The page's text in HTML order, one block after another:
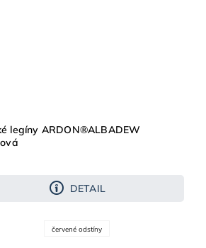
legíny ARDON®ALBADEW
DETAIL
červené odstíny